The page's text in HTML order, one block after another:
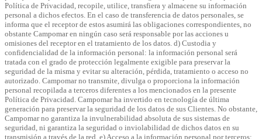
Política de Privacidad, recopile, utilice, transfiera y almacene su información
personal a dichos efectos. En el caso de transferencia de datos personales, se
informa que el receptor de estos asumirá las obligaciones correspondientes, no
obstante Campomar en ningún caso será responsable por las acciones u
omisiones del receptor en el tratamiento de los datos. d) Custodia y
confidencialidad de la información personal: la información personal será
tratada con el grado de protección legalmente exigible para preservar la
seguridad de la misma y evitar su alteración, pérdida, tratamiento o acceso no
autorizado. Campomar no transmite, divulga o proporciona la información
personal recopilada a terceros diferentes a los mencionados en la presente
Política de Privacidad. Campomar ha invertido en tecnología de última
generación para preservar la seguridad de los datos de sus Clientes. No obstante,
Campomar no garantiza la invulnerabilidad absoluta de sus sistemas de
seguridad, ni garantiza la seguridad o inviolabilidad de dichos datos en su
transmisión a través de la red. e) Acceso a la información personal por terceros: